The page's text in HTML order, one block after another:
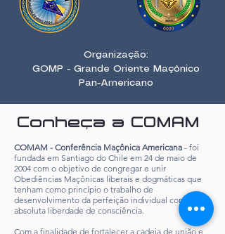
Organização:
GOMP - Grande Oriente Maçônico
Pan-Americano
Conheça a COMAM
COMAM - Conferência Maçônica Americana - foi
fundada em Santiago do Chile em 24 de maio de
2004 com o objetivo de congregar e unir
Obediências Maçônicas liberais e dogmáticas que
tenham como princípio o trabalho de
desenvolvimento da perfeição individual com
absoluta liberdade de consciência.
Com a finalidade de fortalecer a cadeia de união e